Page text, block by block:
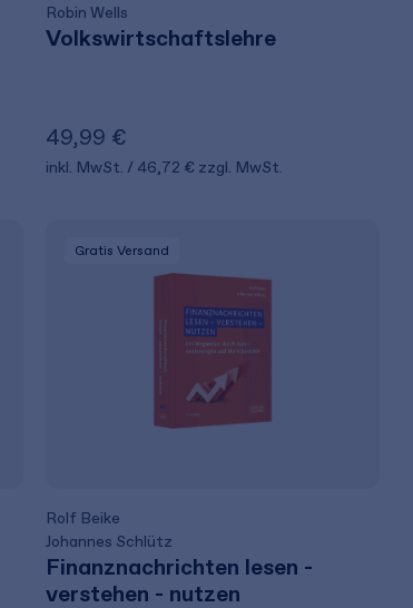
Robin Wells
Volkswirtschaftslehre
49,99 €
inkl. MwSt. 46,72 € zzgl. MwSt.
Gratis Versand
Rolf Beike
Johannes Schlütz
Finanznachrichten lesen -
verstehen - nutzen